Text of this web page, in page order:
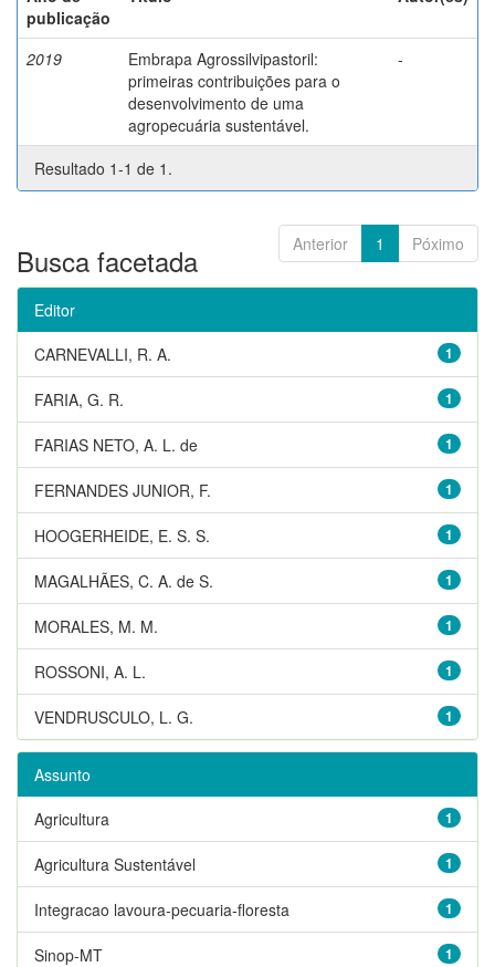
publicação
2019
Embrapa Agrossilvipastoril:
primeiras contribuições para o
desenvolvimento de uma
agropecuária sustentável.
-
Resultado 1-1 de 1.
Anterior 1 Póximo
Busca facetada
Editor
1
CARNEVALLI, R. A.
1
FARIA, G. R.
1
FARIAS NETO, A. L. de
1
FERNANDES JUNIOR, F.
1
HOOGERHEIDE, E. S. S.
1
MAGALHÃES, C. A. de S.
1
MORALES, M. M.
1
ROSSONI, A. L.
1
VENDRUSCULO, L. G.
Assunto
1
Agricultura
1
Agricultura Sustentável
1
Integracao lavoura-pecuaria-floresta
1
Sinop-MT